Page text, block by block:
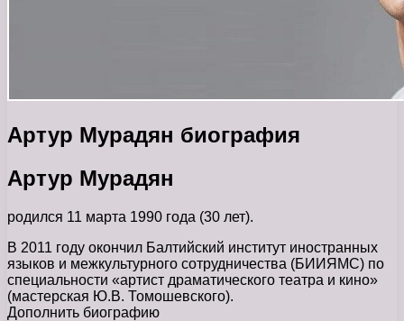
Артур Мурадян биография
Артур Мурадян
родился 11 марта 1990 года (30 лет).
В 2011 году окончил Балтийский институт иностранных
языков и межкультурного сотрудничества (БИИЯМС) по
специальности «артист драматического театра и кино»
(мастерская Ю.В. Томошевского).
Дополнить биографию